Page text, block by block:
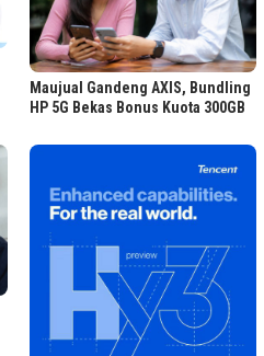
Maujual Gandeng AXIS, Bundling
HP 5G Bekas Bonus Kuota 300GB